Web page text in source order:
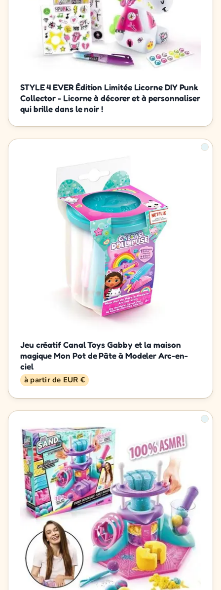
STYLE 4 EVER Édition Limitée Licorne DIY Punk
Collector - Licorne à décorer et à personnaliser
qui brille dans le noir !
Jeu créatif Canal Toys Gabby et la maison
magique Mon Pot de Pâte à Modeler Arc-en-
ciel
à partir de EUR €